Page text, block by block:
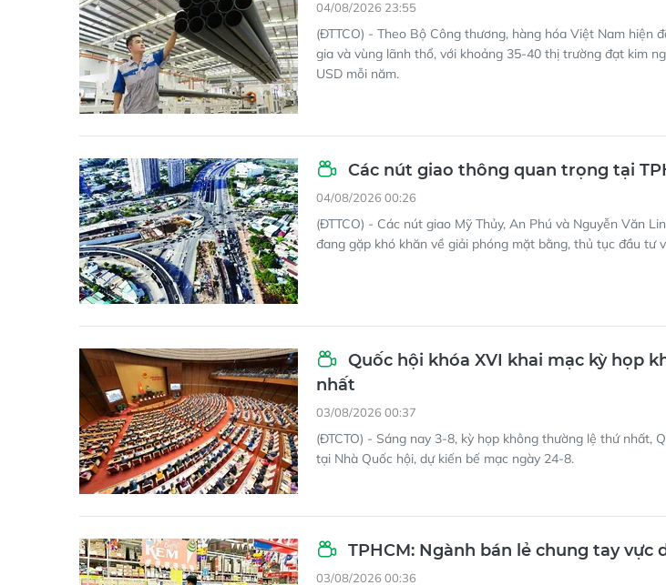
04/08/2026 23:55
(ĐTTCO) - Theo Bộ Công thương, hàng hóa Việt Nam hiện
gia và vùng lãnh thổ, với khoảng 35-40 thị trường đạt kim
USD mỗi năm.
Các nút giao thông quan trọng tại
04/08/2026 00:26
(ĐTTCO) - Các nút giao Mỹ Thủy, An Phú và Nguyễn Văn
đang gặp khó khăn về giải phóng mặt bằng, thủ tục đầu tư
Quốc hội khóa XVI khai mạc kỳ họp
nhất
03/08/2026 00:37
(ĐTCTO) - Sáng nay 3-8, kỳ họp không thường lệ thứ nhất,
tại Nhà Quốc hội, dự kiến bế mạc ngày 24-8.
TPHCM: Ngành bán lẻ chung tay vực
03/08/2026 00:36